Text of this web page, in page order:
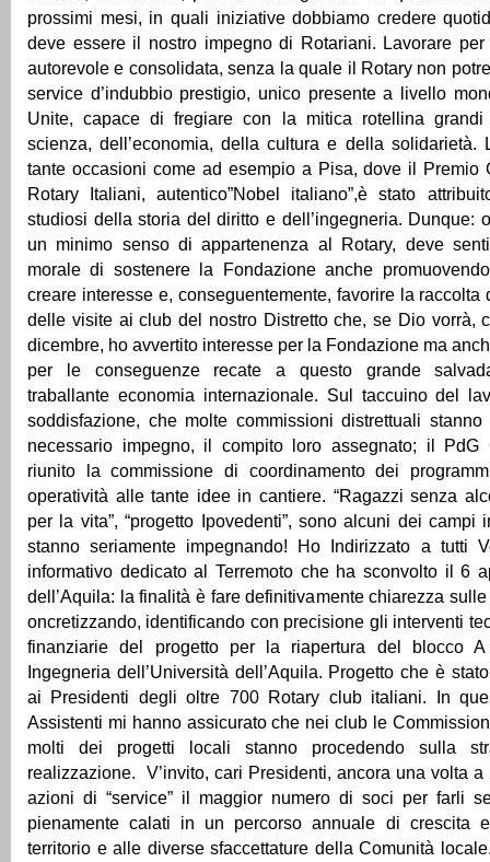
prossimi mesi, in quali iniziative dobbiamo credere
deve essere il nostro impegno di Rotariani. Lavorare
autorevole e consolidata, senza la quale il Rotary non
service d’indubbio prestigio, unico presente a livello
Unite, capace di fregiare con la mitica rotellina grandi
scienza, dell’economia, della cultura e della solidarietà.
tante occasioni come ad esempio a Pisa, dove il Premio
Rotary Italiani, autentico”Nobel italiano”,è stato
studiosi della storia del diritto e dell’ingegneria. Dunque:
un minimo senso di appartenenza al Rotary, deve
morale di sostenere la Fondazione anche
creare interesse e, conseguentemente, favorire la raccolta
delle visite ai club del nostro Distretto che, se Dio vorrà,
dicembre, ho avvertito interesse per la Fondazione ma
per le conseguenze recate a questo grande
traballante economia internazionale. Sul taccuino del
soddisfazione, che molte commissioni distrettuali
necessario impegno, il compito loro assegnato; il PdG
riunito la commissione di coordinamento dei
operatività alle tante idee in cantiere. “Ragazzi senza
per la vita”, “progetto Ipovedenti”, sono alcuni dei
stanno seriamente impegnando! Ho Indirizzato a tutti
informativo dedicato al Terremoto che ha sconvolto il 6
dell’Aquila: la finalità è fare definitivamente chiarezza
oncretizzando, identificando con precisione gli interventi
finanziarie del progetto per la riapertura del blocco
Ingegneria dell’Università dell’Aquila. Progetto che è
ai Presidenti degli oltre 700 Rotary club italiani. In
Assistenti mi hanno assicurato che nei club le
molti dei progetti locali stanno procedendo sulla
realizzazione. V’invito, cari Presidenti, ancora una volta
azioni di “service” il maggior numero di soci per farli
pienamente calati in un percorso annuale di crescita
territorio e alle diverse sfaccettature della Comunità